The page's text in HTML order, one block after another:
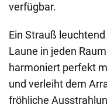
verfügbar.
Ein Strauß
Laune in jeden
harmoniert perfekt
und verleiht dem
fröhliche